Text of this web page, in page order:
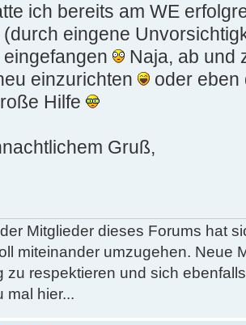
ich bereits am WE
(durch eingene
Naja, ab und
einzurichten
oder eben
Hilfe
Gruß,
Mitglieder dieses Forums hat
miteinander umzugehen. Neue
zu respektieren und sich
mal hier...